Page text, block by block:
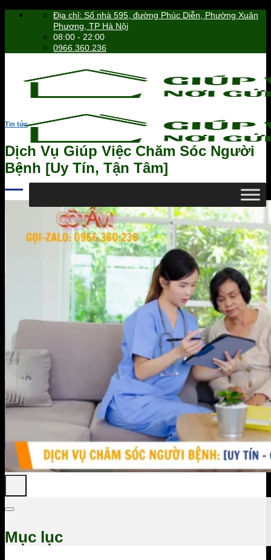
Skip
Địa chỉ: Số nhà 595, đường Phúc Diễn, Phường Xuân
Phương, TP Hà Nội
08:00 - 22:00
0966.360.236
0966.360.236
Tìm
Tin tức
Dịch Vụ Giúp Việc Chăm Sóc Người
Bệnh [Uy Tín, Tận Tâm]
Mục lục